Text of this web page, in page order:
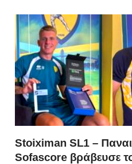
Stoiximan SL1 –
Sofascore βράβευσε